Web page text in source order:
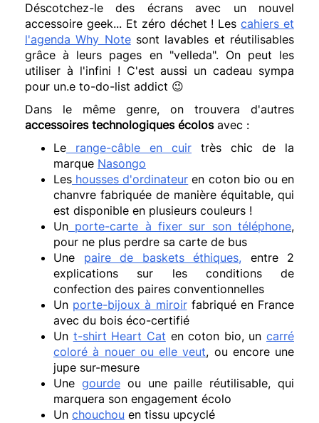
Déscotchez-le des écrans avec un nouvel
accessoire geek... Et zéro déchet ! Lescahiers et
l'agenda Why Notesont lavables et réutilisables
grâce à leurs pages en "velleda". On peut les
utiliser à l'infini ! C'est aussi un cadeau sympa
pour un.e to-do-list addict 😉
Dans le même genre, on trouvera d'autres
accessoires technologiques écolosavec :
Le range-câble en cuir très chic de la
marque Nasongo
Les housses d'ordinateur en coton bio ou en
chanvre fabriquée de manière équitable, qui
est disponible en plusieurs couleurs !
Un porte-carte à fixer sur son téléphone,
pour ne plus perdre sa carte de bus
Une paire de baskets éthiques, entre 2
explications sur les conditions de
confection des paires conventionnelles
Un porte-bijoux à miroirfabriqué en France
avec du bois éco-certifié
Un t-shirt Heart Cat en coton bio, un carré
coloré à nouer ou elle veut, ou encore une
jupe sur-mesure
Une gourdeou une paille réutilisable, qui
marquera son engagement écolo
Un chouchou en tissu upcyclé